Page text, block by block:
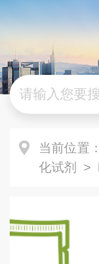
当前位置：
化试剂
>